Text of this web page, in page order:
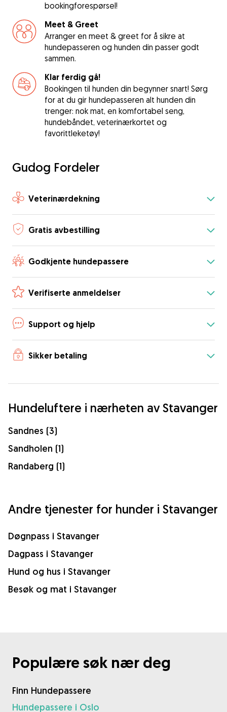
bookingforespørsel!
Meet & Greet
Arranger en meet & greet for å sikre at
hundepasseren og hunden din passer godt
sammen.
Klar ferdig gå!
Bookingen til hunden din begynner snart! Sørg
for at du gir hundepasseren alt hunden din
trenger: nok mat, en komfortabel seng,
hundebåndet, veterinærkortet og
favorittleketøy!
Gudog Fordeler
Veterinærdekning
Gratis avbestilling
Godkjente hundepassere
Verifiserte anmeldelser
Support og hjelp
Sikker betaling
Hundeluftere i nærheten av Stavanger
Sandnes (3)
Sandholen (1)
Randaberg (1)
Andre tjenester for hunder i Stavanger
Døgnpass i Stavanger
Dagpass i Stavanger
Hund og hus i Stavanger
Besøk og mat i Stavanger
Populære søk nær deg
Finn Hundepassere
Hundepassere i Oslo